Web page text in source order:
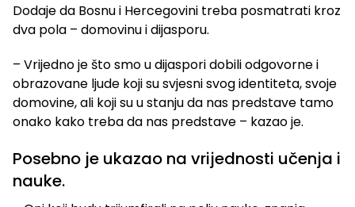
Dodaje da Bosnu i Hercegovini treba posmatrati kroz
dva pola – domovinu i dijasporu.
– Vrijedno je što smo u dijaspori dobili odgovorne i
obrazovane ljude koji su svjesni svog identiteta, svoje
domovine, ali koji su u stanju da nas predstave tamo
onako kako treba da nas predstave – kazao je.
Posebno je ukazao na vrijednosti učenja i
nauke.